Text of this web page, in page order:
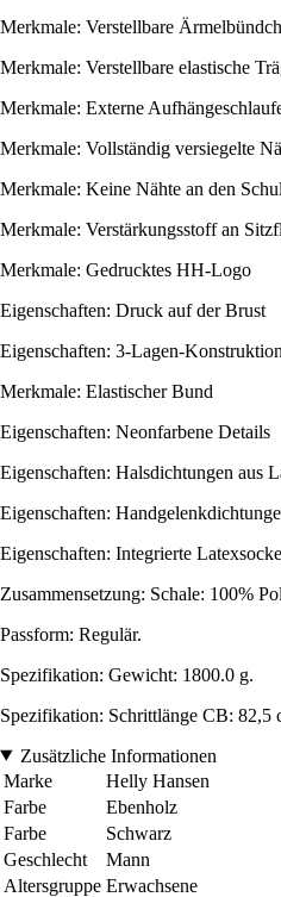
Merkmale: Verstellbare
Merkmale: Verstellbare elastische
Merkmale: Externe
Merkmale: Vollständig versiegelte
Merkmale: Keine Nähte an den
Merkmale: Verstärkungsstoff an
Merkmale: Gedrucktes HH-Logo
Eigenschaften: Druck auf der Brust
Eigenschaften: 3-Lagen-Konstruktion
Merkmale: Elastischer Bund
Eigenschaften: Neonfarbene Details
Eigenschaften: Halsdichtungen aus
Eigenschaften:
Eigenschaften: Integrierte
Zusammensetzung: Schale: 100%
Passform: Regulär.
Spezifikation: Gewicht: 1800.0 g.
Spezifikation: Schrittlänge CB: 82,5
Zusätzliche Informationen
Marke
Helly Hansen
Farbe
Ebenholz
Farbe
Schwarz
Geschlecht
Mann
Altersgruppe Erwachsene